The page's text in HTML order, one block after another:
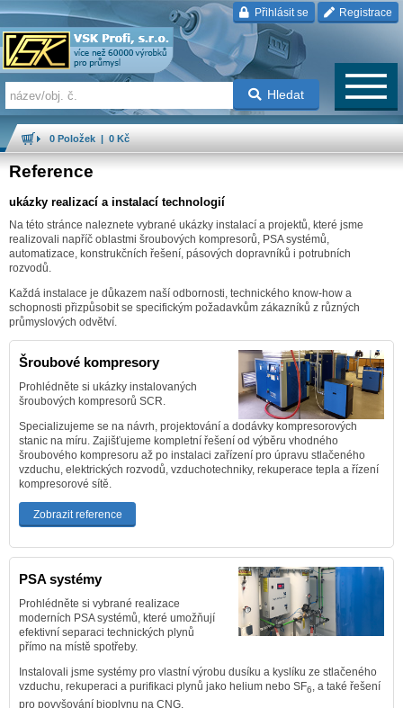
Přihlásit se Registrace
Hledat
0 Položek | 0 Kč
Reference
ukázky realizací a instalací technologií
Na této stránce naleznete vybrané ukázky instalací a projektů, které jsme
realizovali napříč oblastmi šroubových kompresorů, PSA systémů,
automatizace, konstrukčních řešení, pásových dopravníků i potrubních
rozvodů.
Každá instalace je důkazem naší odbornosti, technického know-how a
schopnosti přizpůsobit se specifickým požadavkům zákazníků z různých
průmyslových odvětví.
Šroubové kompresory
Prohlédněte si ukázky instalovaných
šroubových kompresorů SCR.
Specializujeme se na návrh, projektování a dodávky kompresorových
stanic na míru. Zajišťujeme kompletní řešení od výběru vhodného
šroubového kompresoru až po instalaci zařízení pro úpravu stlačeného
vzduchu, elektrických rozvodů, vzduchotechniky, rekuperace tepla a řízení
kompresorové sítě.
Zobrazit reference
PSA systémy
Prohlédněte si vybrané realizace
moderních PSA systémů, které umožňují
efektivní separaci technických plynů
přímo na místě spotřeby.
Instalovali jsme systémy pro vlastní výrobu dusíku a kyslíku ze stlačeného
vzduchu, rekuperaci a purifikaci plynů jako helium nebo SF6, a také řešení
pro povyšování bioplynu na CNG.